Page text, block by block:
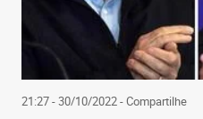
21:27 - 30/10/2022- Compartilhe